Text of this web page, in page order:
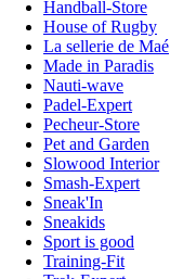
Handball-Store
House of Rugby
La sellerie de Maé
Made in Paradis
Nauti-wave
Padel-Expert
Pecheur-Store
Pet and Garden
Slowood Interior
Smash-Expert
Sneak'In
Sneakids
Sport is good
Training-Fit